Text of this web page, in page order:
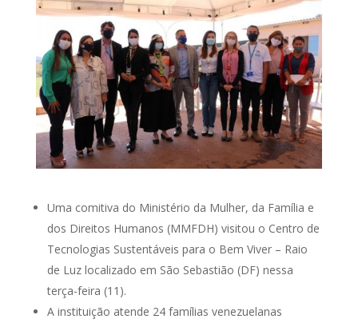
Uma comitiva do Ministério da Mulher, da Família e
dos Direitos Humanos (MMFDH) visitou o Centro de
Tecnologias Sustentáveis para o Bem Viver – Raio
de Luz localizado em São Sebastião (DF) nessa
terça-feira (11).
A instituição atende 24 famílias venezuelanas